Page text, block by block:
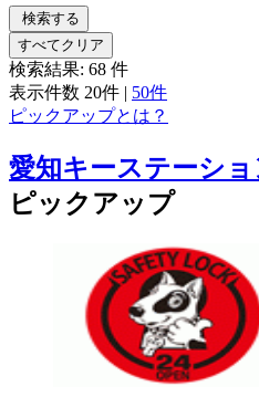
検索する
すべてクリア
検索結果: 68 件
表示件数 20件 | 50件
ピックアップとは？
愛知キーステーショ
ピックアップ